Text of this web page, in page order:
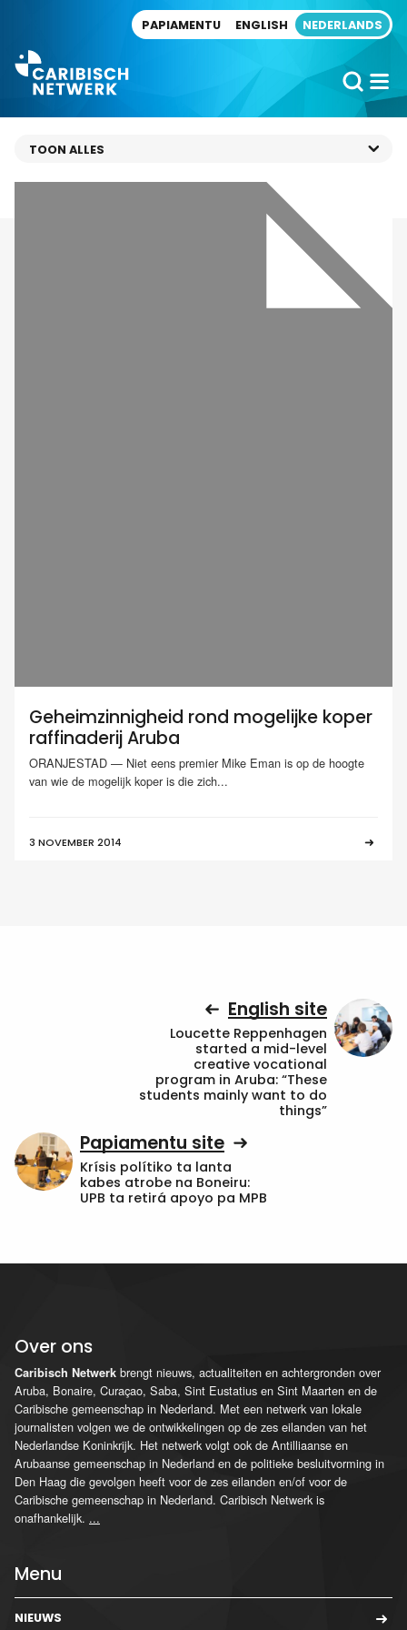
PAPIAMENTU ENGLISH NEDERLANDS
Geheimzinnigheid rond mogelijke koper
raffinaderij Aruba
ORANJESTAD — Niet eens premier Mike Eman is op de hoogte
van wie de mogelijk koper is die zich...
3 NOVEMBER 2014
English site
Loucette Reppenhagen
started a mid-level
creative vocational
program in Aruba: “These
students mainly want to do
things”
Papiamentu site
Krísis polítiko ta lanta
kabes atrobe na Boneiru:
UPB ta retirá apoyo pa MPB
Over ons
Caribisch Netwerk brengt nieuws, actualiteiten en achtergronden over
Aruba, Bonaire, Curaçao, Saba, Sint Eustatius en Sint Maarten en de
Caribische gemeenschap in Nederland. Met een netwerk van lokale
journalisten volgen we de ontwikkelingen op de zes eilanden van het
Nederlandse Koninkrijk. Het netwerk volgt ook de Antilliaanse en
Arubaanse gemeenschap in Nederland en de politieke besluitvorming in
Den Haag die gevolgen heeft voor de zes eilanden en/of voor de
Caribische gemeenschap in Nederland. Caribisch Netwerk is
onafhankelijk. ...
Menu
NIEUWS